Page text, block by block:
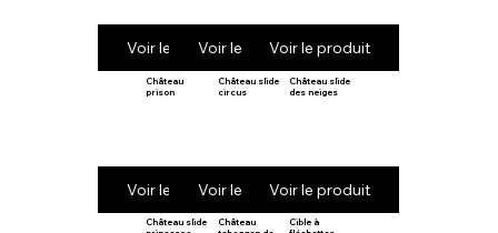
Voir le produitVoir le produitVoir le produit
Château
prison
Voir le produit
Château slide
circus
Voir le produit
Château slide
des neiges
Voir le produit
Château slide
Château
Cible à